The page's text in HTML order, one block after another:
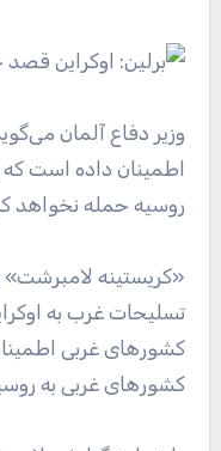
وزیر دفاع آلمان می‌گوید که کی‌یف به کشورهای غربی
اطمینان داده است
روسیه حمله نخواهد
«کریستینه لامبرشت»
تسلیحات غرب به
کشورهای غربی
کشورهای غربی به